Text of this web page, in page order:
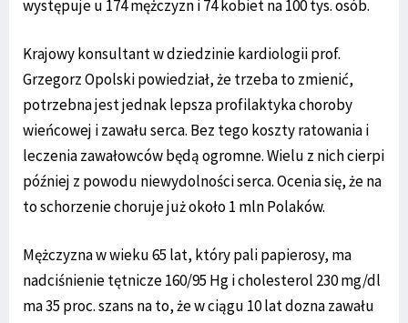
występuje u 174 mężczyzn i 74 kobiet na 100 tys. osób.
Krajowy konsultant w dziedzinie kardiologii prof.
Grzegorz Opolski powiedział, że trzeba to zmienić,
potrzebna jest jednak lepsza profilaktyka choroby
wieńcowej i zawału serca. Bez tego koszty ratowania i
leczenia zawałowców będą ogromne. Wielu z nich cierpi
później z powodu niewydolności serca. Ocenia się, że na
to schorzenie choruje już około 1 mln Polaków.
Mężczyzna w wieku 65 lat, który pali papierosy, ma
nadciśnienie tętnicze 160/95 Hg i cholesterol 230 mg/dl
ma 35 proc. szans na to, że w ciągu 10 lat dozna zawału